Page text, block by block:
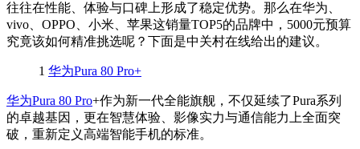
往往在性能、体验与口碑上形成了稳定优势。那么在华为、
vivo、OPPO、小米、苹果这销量TOP5的品牌中，5000元预算
究竟该如何精准挑选呢？下面是中关村在线给出的建议。
1 华为Pura 80 Pro+
华为Pura 80 Pro+作为新一代全能旗舰，不仅延续了Pura系列
的卓越基因，更在智慧体验、影像实力与通信能力上全面突
破，重新定义高端智能手机的标准。